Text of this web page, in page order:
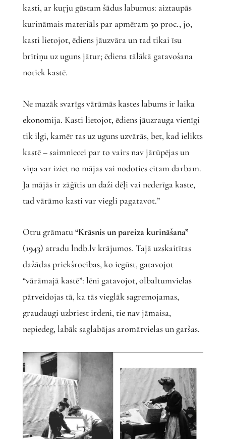
kasti, ar kuŗju gūstam šādus labumus: aiztaupās
kurināmais materiāls par apmēram 50 proc., jo,
kasti lietojot, ēdiens jāuzvāra un tad tikai īsu
brītiņu uz uguns jātur; ēdiena tālākā gatavošana
notiek kastē.
Ne mazāk svarīgs vārāmās kastes labums ir laika
ekonomija. Kasti lietojot, ēdiens jāuzrauga vienīgi
tik ilgi, kamēr tas uz uguns uzvārās, bet, kad ielikts
kastē – saimniecei par to vairs nav jārūpējas un
viņa var iziet no mājas vai nodoties citam darbam.
Ja mājās ir zāģītis un daži dēļi vai nederīga kaste,
tad vārāmo kasti var viegli pagatavot.”
Otru grāmatu“Krāsnis un pareiza kurināšana”
(1943) atradu lndb.lv krājumos. Tajā uzskaitītas
dažādas priekšrocības, ko iegūst, gatavojot
“vārāmajā kastē”: lēni gatavojot, olbaltumvielas
pārveidojas tā, ka tās vieglāk sagremojamas,
graudaugi uzbriest irdeni, tie nav jāmaisa,
nepiedeg, labāk saglabājas aromātvielas un garšas.